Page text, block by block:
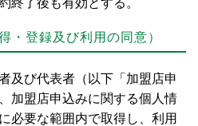
終了後も有効とする。
・登録及び利用の同意）
及び代表者（以下「加盟店申
加盟店申込みに関する個人情
必要な範囲内で取得し、利用